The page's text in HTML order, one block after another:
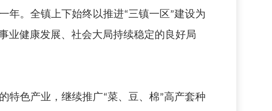
年。全镇上下始终以推进“三镇一区”建设为
业健康发展、社会大局持续稳定的良好局
特色产业，继续推广“菜、豆、棉”高产套种